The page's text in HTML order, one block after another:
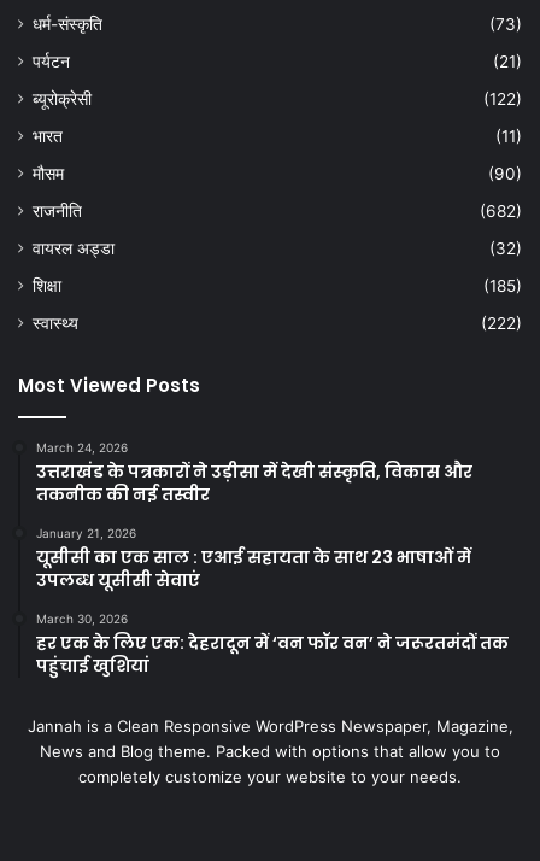
धर्म-संस्कृति
(73)
पर्यटन
(21)
ब्यूरोक्रेसी
(122)
भारत
(11)
मौसम
(90)
राजनीति
(682)
वायरल अड्डा
(32)
शिक्षा
(185)
स्वास्थ्य
(222)
Most Viewed Posts
March 24, 2026
उत्तराखंड के पत्रकारों ने उड़ीसा में देखी संस्कृति, विकास और
तकनीक की नई तस्वीर
January 21, 2026
यूसीसी का एक साल : एआई सहायता के साथ 23 भाषाओं में
उपलब्ध यूसीसी सेवाएं
March 30, 2026
हर एक के लिए एक: देहरादून में ‘वन फॉर वन’ ने जरूरतमंदों तक
पहुंचाई खुशियां
Jannah is a Clean Responsive WordPress Newspaper, Magazine,
News and Blog theme. Packed with options that allow you to
completely customize your website to your needs.